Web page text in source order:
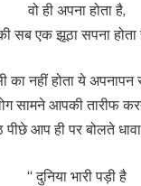
वो ही अपना होता है,
सब एक झूठा सपना
का नहीं होता ये अपनापन
सामने आपकी तारीफ
पीछे आप ही पर बोलते
“ दुनिया भारी पड़ी है